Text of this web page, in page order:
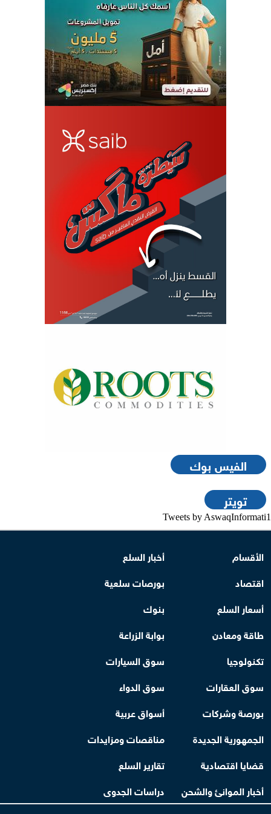
الفيس بوك
تويتر
Tweets by AswaqInformati1
الأقسام
أخبار السلع
اقتصاد
بورصات سلعية
أسعار السلع
بنوك
طاقة ومعادن
بوابة الزراعة
تكنولوجيا
سوق السيارات
سوق العقارات
سوق الدواء
بورصة وشركات
أسواق عربية
الجمهورية الجديدة
مناقصات ومزايدات
قضايا اقتصادية
تقارير السلع
أخبار الموانئ والشحن
دراسات الجدوى